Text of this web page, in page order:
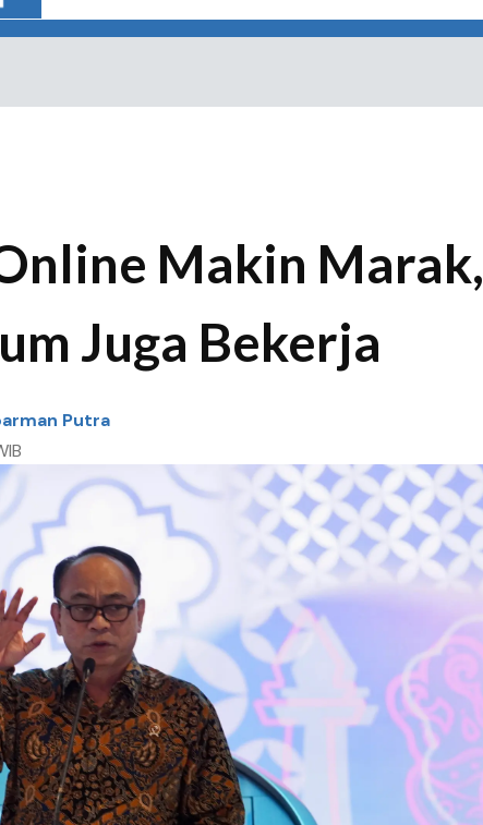
Makin Marak,
Juga Bekerja
Putra